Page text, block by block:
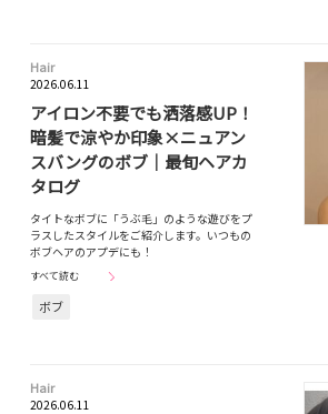
Hair
2026.06.11
アイロン不要でも洒落感UP！
暗髪で涼やか印象×ニュアン
スバングのボブ｜最旬ヘアカ
タログ
タイトなボブに「うぶ毛」のような遊びをプ
ラスしたスタイルをご紹介します。いつもの
ボブヘアのアプデにも！
すべて読む
ボブ
Hair
2026.06.11